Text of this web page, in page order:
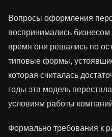
Вопросы оформления
воспринимались
время они решались по
типовые формы,
которая считалась
годы эта модель
условиям работы
Формально требования к